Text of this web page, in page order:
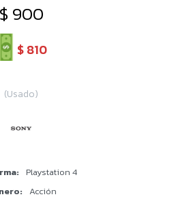
$ 900
$810
(Usado)
Playstation 4
Acción